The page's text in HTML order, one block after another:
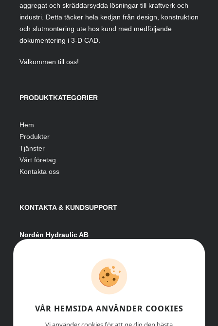
aggregat och skräddarsydda lösningar till kraftverk och
industri. Detta täcker hela kedjan från design, konstruktion
och slutmontering ute hos kund med medföljande
dokumentering i 3-D CAD.
Välkommen till oss!
PRODUKTKATEGORIER
Hem
Produkter
Tjänster
Vårt företag
Kontakta oss
KONTAKTA & KUNDSUPPORT
Nordén Hydraulic AB
info@nordenhydraulic.se
Org-nr: 556531-8424
VÅR HEMSIDA ANVÄNDER COOKIES